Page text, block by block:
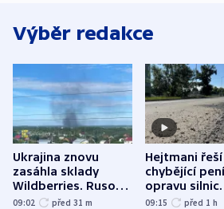
Výběr redakce
Ukrajina znovu
zasáhla sklady
Wildberries. Rusové
útočili v Charkovské
09:02 před 31 m
Hejtmani řeší
chybějící
opravu silnic.
nenárokové,
09:15 před 1 h